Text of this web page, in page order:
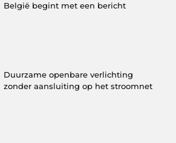
België begint met een bericht
Duurzame openbare verlichting
zonder aansluiting op het stroomnet